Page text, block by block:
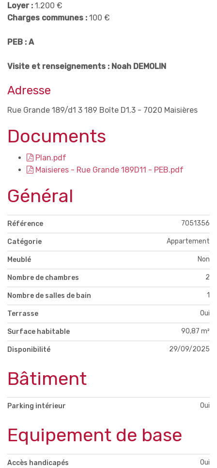
Loyer : 1.200 €
Charges communes : 100 €
PEB : A
Visite et renseignements : Noah DEMOLIN
Adresse
Rue Grande 189/d1 3 189 Boîte D1.3 - 7020 Maisières
Documents
Plan.pdf
Maisieres - Rue Grande 189D11 - PEB.pdf
Général
Référence 7051356
Catégorie Appartement
Meublé Non
Nombre de chambres 2
Nombre de salles de bain 1
Terrasse Oui
Surface habitable 90,87 m²
Disponibilité 29/09/2025
Bâtiment
Parking intérieur Oui
Equipement de base
Accès handicapés Oui